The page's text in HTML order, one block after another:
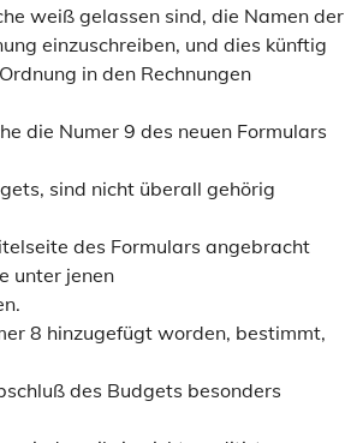
weiß gelassen sind, die Namen der
einzuschreiben, und dies künftig
in den Rechnungen
die Numer 9 des neuen Formulars
sind nicht überall gehörig
des Formulars angebracht
unter jenen
8 hinzugefügt worden, bestimmt,
des Budgets besonders